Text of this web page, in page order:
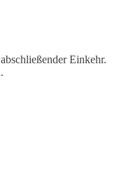
Einkehr.